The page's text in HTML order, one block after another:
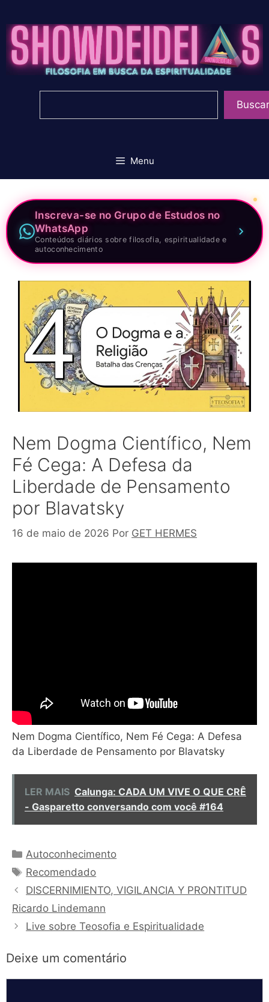
para
conteúdo
Buscar
Menu
Inscreva-se no Grupo de Estudos no
WhatsApp
Conteúdos diários sobre filosofia, espiritualidade e
autoconhecimento
Nem Dogma Científico, Nem
Fé Cega: A Defesa da
Liberdade de Pensamento
por Blavatsky
16 de maio de 2026 Por GET HERMES
Nem Dogma Científico, Nem Fé Cega: A Defesa
da Liberdade de Pensamento por Blavatsky
LER MAIS Calunga: CADA UM VIVE O QUE CRÊ
- Gasparetto conversando com você #164
Categorias
Autoconhecimento
Tags
Recomendado
DISCERNIMIENTO, VIGILANCIA Y PRONTITUD
Ricardo Lindemann
Live sobre Teosofia e Espiritualidade
Deixe um comentário